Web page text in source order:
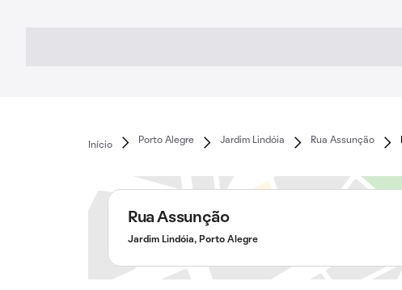
Início
Porto Alegre Jardim Lindóia Rua Assunção
Rua Assunção
Jardim Lindóia, Porto Alegre